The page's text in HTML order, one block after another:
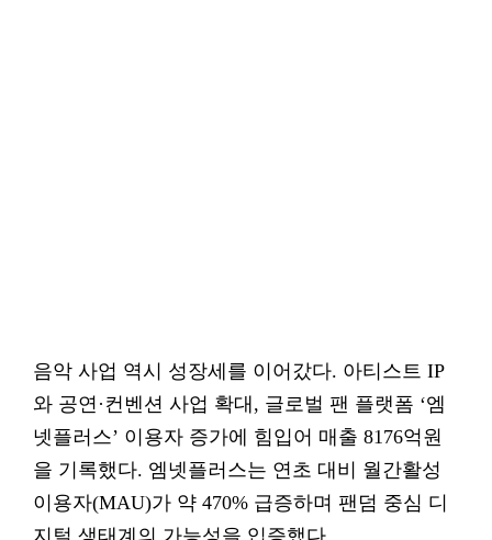
음악 사업 역시 성장세를 이어갔다. 아티스트 IP
와 공연·컨벤션 사업 확대, 글로벌 팬 플랫폼 ‘엠
넷플러스’ 이용자 증가에 힘입어 매출 8176억원
을 기록했다. 엠넷플러스는 연초 대비 월간활성
이용자(MAU)가 약 470% 급증하며 팬덤 중심 디
지털 생태계의 가능성을 입증했다.